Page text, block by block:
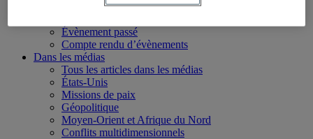
Évènement passé
Compte rendu d’évènements
Dans les médias
Tous les articles dans les médias
États-Unis
Missions de paix
Géopolitique
Moyen-Orient et Afrique du Nord
Conflits multidimensionnels